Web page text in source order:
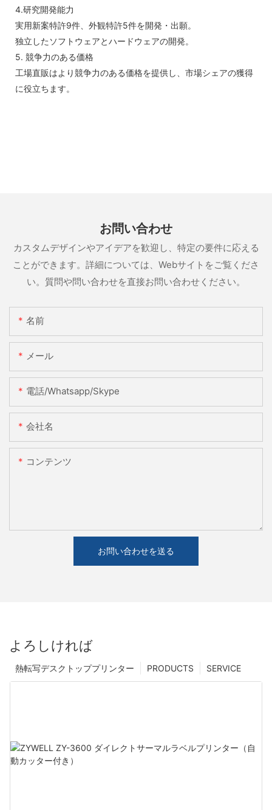
4.研究開発能力
実用新案特許9件、外観特許5件を開発・出願。
独立したソフトウェアとハ​​ードウェアの開発。
5. 競争力のある価格
工場直販はより競争力のある価格を提供し、市場シェアの獲得
に役立ちます。
お問い合わせ
カスタムデザインやアイデアを歓迎し、特定の要件に応える
ことができます。詳細については、Webサイトをご覧くださ
い。質問や問い合わせを直接お問い合わせください。
名前
メール
電話/whatsapp/skype
会社名
コンテンツ
お問い合わせを送る
よろしければ
SERVICE
PRODUCTS
熱転写デスクトッププリンター